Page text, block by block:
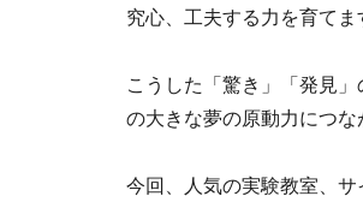
究心、工夫する力を育てま
こうした「驚き」「発見
の大きな夢の原動力につな
今回、人気の実験教室、